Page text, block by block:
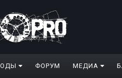
ФОРУМ МЕДИА